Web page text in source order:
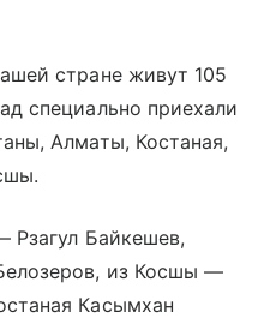
стране живут 105
специально приехали
Алматы, Костаная,
Рзагул Байкешев,
из Косшы —
Касымхан